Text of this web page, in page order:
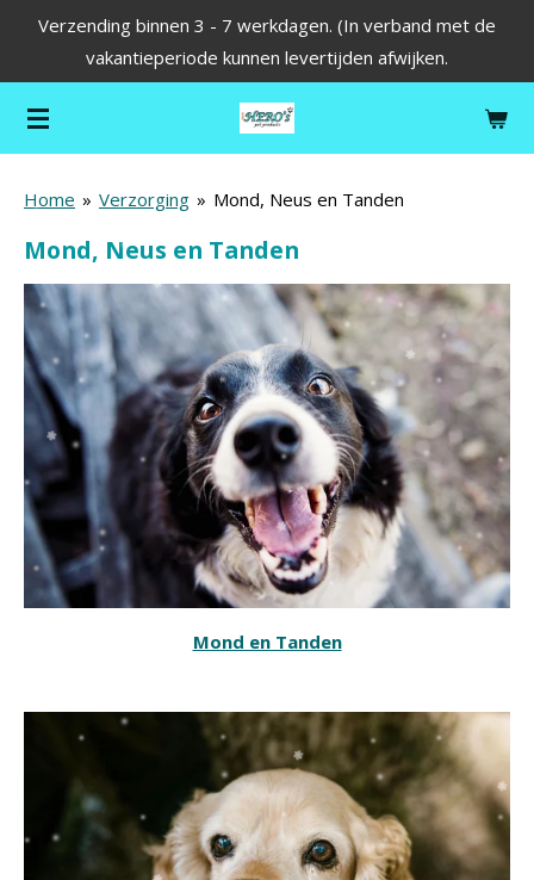
de
hoofdinhoud
Verzending binnen 3 - 7 werkdagen. (In verband met de
vakantieperiode kunnen levertijden afwijken.
Home » Verzorging » Mond, Neus en Tanden
Mond, Neus en Tanden
Mond en Tanden